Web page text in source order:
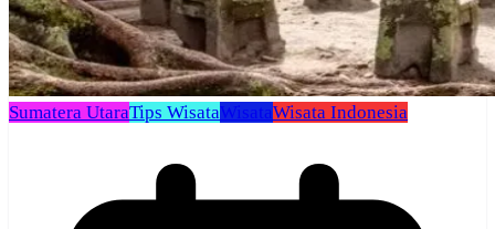
Sumatera UtaraTips WisataWisataWisata Indonesia